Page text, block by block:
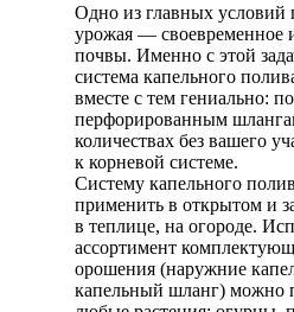
Одно из главных условий
урожая — своевременное
почвы. Именно с этой
система капельного
вместе с тем гениально:
перфорированным
количествах без вашего
к корневой системе.
Систему капельного
применить в открытом и
в теплице, на огороде.
ассортимент
орошения (наружние
капельный шланг) можно